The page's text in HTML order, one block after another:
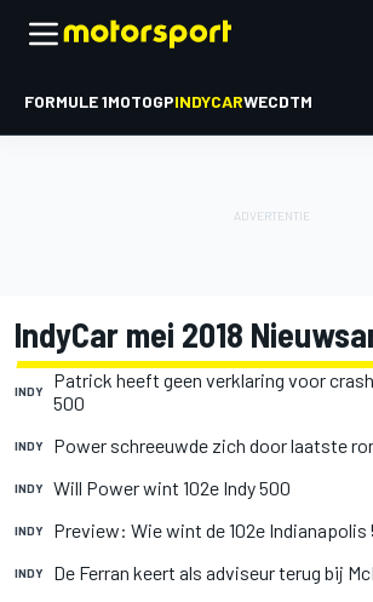
FORMULE 1MOTOGPINDYCARWECDTM
IndyCar mei 2018
INDY
Patrick heeft geen verklaring voor
500
INDY Power schreeuwde zich door laatste
INDY Will Power wint 102e Indy 500
INDY Preview: Wie wint de 102e Indianapolis
INDY De Ferran keert als adviseur terug bij